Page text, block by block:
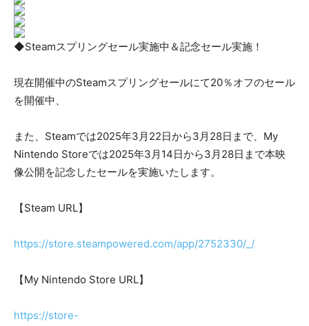
◆Steamスプリングセール実施中＆記念セール実施！
現在開催中のSteamスプリングセールにて20％オフのセール
を開催中、
また、Steamでは2025年3月22日から3月28日まで、My
Nintendo Storeでは2025年3月14日から3月28日まで本映
像公開を記念したセールを実施いたします。
【Steam URL】
https://store.steampowered.com/app/2752330/_/
【My Nintendo Store URL】
https://store-